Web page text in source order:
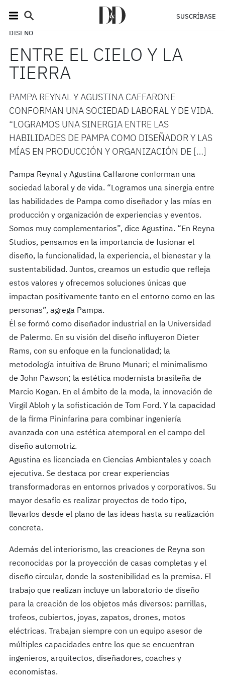
SUSCRÍBASE
DISEÑO
ENTRE EL CIELO Y LA
TIERRA
PAMPA REYNAL Y AGUSTINA CAFFARONE
CONFORMAN UNA SOCIEDAD LABORAL Y DE VIDA.
“LOGRAMOS UNA SINERGIA ENTRE LAS
HABILIDADES DE PAMPA COMO DISEÑADOR Y LAS
MÍAS EN PRODUCCIÓN Y ORGANIZACIÓN DE […]
Pampa Reynal y Agustina Caffarone conforman una
sociedad laboral y de vida. “Logramos una sinergia entre
las habilidades de Pampa como diseñador y las mías en
producción y organización de experiencias y eventos.
Somos muy complementarios”, dice Agustina. “En Reyna
Studios, pensamos en la importancia de fusionar el
diseño, la funcionalidad, la experiencia, el bienestar y la
sustentabilidad. Juntos, creamos un estudio que refleja
estos valores y ofrecemos soluciones únicas que
impactan positivamente tanto en el entorno como en las
personas”, agrega Pampa.
Él se formó como diseñador industrial en la Universidad
de Palermo. En su visión del diseño influyeron Dieter
Rams, con su enfoque en la funcionalidad; la
metodología intuitiva de Bruno Munari; el minimalismo
de John Pawson; la estética modernista brasileña de
Marcio Kogan. En el ámbito de la moda, la innovación de
Virgil Abloh y la sofisticación de Tom Ford. Y la capacidad
de la firma Pininfarina para combinar ingeniería
avanzada con una estética atemporal en el campo del
diseño automotriz.
Agustina es licenciada en Ciencias Ambientales y coach
ejecutiva. Se destaca por crear experiencias
transformadoras en entornos privados y corporativos. Su
mayor desafío es realizar proyectos de todo tipo,
llevarlos desde el plano de las ideas hasta su realización
concreta.
Además del interiorismo, las creaciones de Reyna son
reconocidas por la proyección de casas completas y el
diseño circular, donde la sostenibilidad es la premisa. El
trabajo que realizan incluye un laboratorio de diseño
para la creación de los objetos más diversos: parrillas,
trofeos, cubiertos, joyas, zapatos, drones, motos
eléctricas. Trabajan siempre con un equipo asesor de
múltiples capacidades entre los que se encuentran
ingenieros, arquitectos, diseñadores, coaches y
economistas.